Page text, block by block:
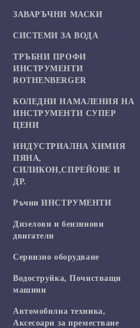
ЗАВАРЪЧНИ МАСКИ
СИСТЕМИ ЗА ВОДА
ТРЪБНИ ПРОФИ
ИНСТРУМЕНТИ
ROTHENBERGER
КОЛЕДНИ НАМАЛЕНИЯ НА
ИНСТРУМЕНТИ СУПЕР
ЦЕНИ
ИНДУСТРИАЛНА ХИМИЯ
ПЯНА,
СИЛИКОН,СПРЕЙОВЕ И
ДР.
Ръчни ИНСТРУМЕНТИ
Дизелови и бензинови
двигатели
Сервизно оборудване
Водоструйка, Почистващи
машини
Автомобилна техника,
Аксесоари за преместване